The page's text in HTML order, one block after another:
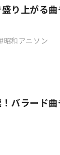
り上がる
昭和アニソン
バラード